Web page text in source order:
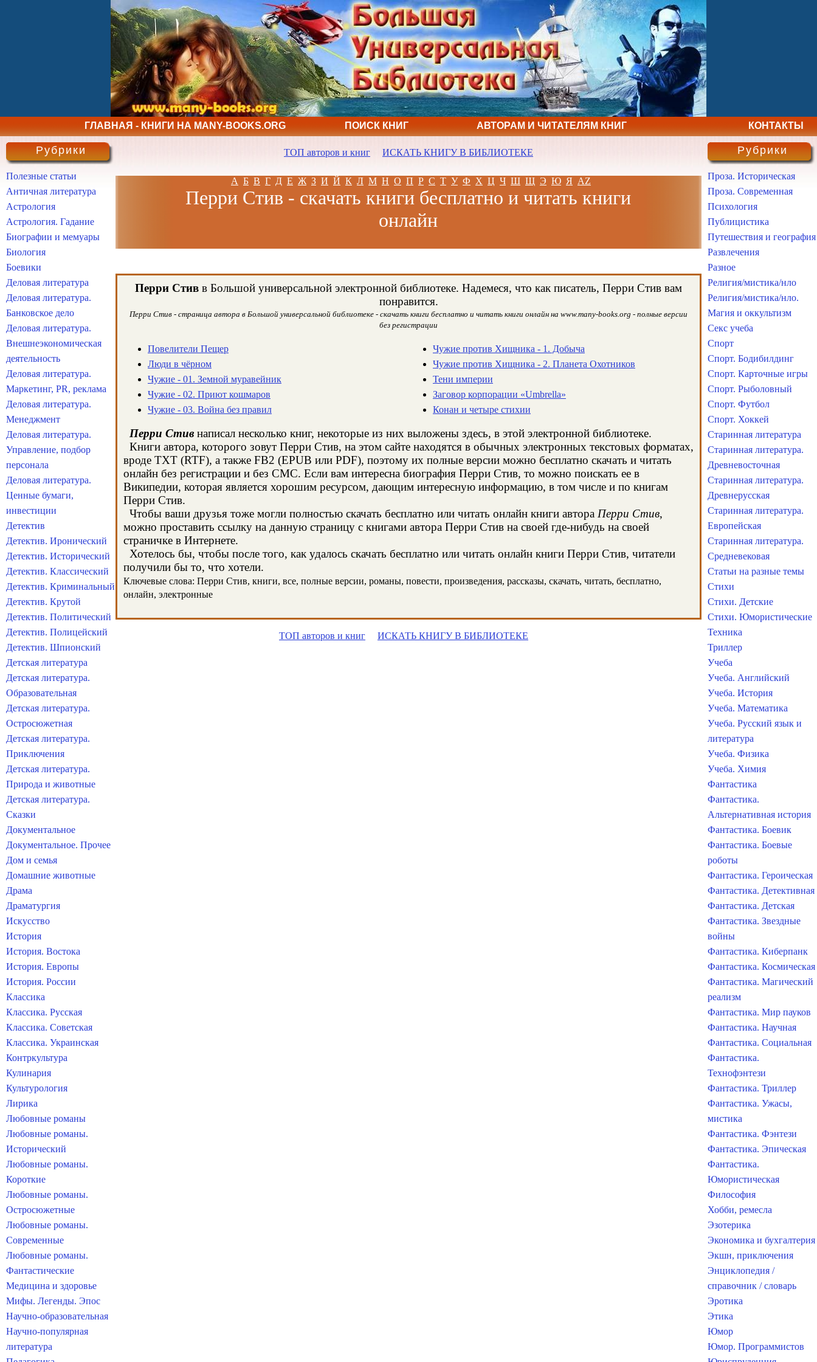
ГЛАВНАЯ - КНИГИ НА MANY-BOOKS.ORG ПОИСК КНИГ АВТОРАМ И ЧИТАТЕЛЯМ КНИГ КОНТАКТЫ
ТОП авторов и книг ИСКАТЬ КНИГУ В БИБЛИОТЕКЕ
А Б В Г Д Е Ж З И Й К Л М Н О П Р С Т У Ф Х Ц Ч Ш Щ Э Ю Я AZ
Перри Стив - скачать книги бесплатно и читать книги
онлайн
Перри Стив в Большой универсальной электронной библиотеке. Надемеся, что как писатель, Перри Стив вам
понравится.
Перри Стив - страница автора в Большой универсальной библиотеке - скачать книги бесплатно и читать книги онлайн на www.many-books.org - полные версии
без регистрации
Повелители Пещер
Люди в чёрном
Чужие - 01. Земной муравейник
Чужие - 02. Приют кошмаров
Чужие - 03. Война без правил
Чужие против Хищника - 1. Добыча
Чужие против Хищника - 2. Планета Охотников
Тени империи
Заговор корпорации «Umbrella»
Конан и четыре стихии
Перри Стив написал несколько книг, некоторые из них выложены здесь, в этой электронной библиотеке.
Книги автора, которого зовут Перри Стив, на этом сайте находятся в обычных электронных текстовых форматах,
вроде TXT (RTF), а также FB2 (EPUB или PDF), поэтому их полные версии можно бесплатно скачать и читать
онлайн без регистрации и без СМС. Если вам интересна биография Перри Стив, то можно поискать ее в
Википедии, которая является хорошим ресурсом, дающим интересную информацию, в том числе и по книгам
Перри Стив.
Чтобы ваши друзья тоже могли полностью скачать бесплатно или читать онлайн книги автора Перри Стив,
можно проставить ссылку на данную страницу с книгами автора Перри Стив на своей где-нибудь на своей
страничке в Интернете.
Хотелось бы, чтобы после того, как удалось скачать бесплатно или читать онлайн книги Перри Стив, читатели
получили бы то, что хотели.
Ключевые слова: Перри Стив, книги, все, полные версии, романы, повести, произведения, рассказы, скачать, читать, бесплатно,
онлайн, электронные
ТОП авторов и книг ИСКАТЬ КНИГУ В БИБЛИОТЕКЕ
Рубрики
Полезные статьи
Античная литература
Астрология
Астрология. Гадание
Биографии и мемуары
Биология
Боевики
Деловая литература
Деловая литература.
Банковское дело
Деловая литература.
Внешнеэкономическая
деятельность
Деловая литература.
Маркетинг, PR, реклама
Деловая литература.
Менеджмент
Деловая литература.
Управление, подбор
персонала
Деловая литература.
Ценные бумаги,
инвестиции
Детектив
Детектив. Иронический
Детектив. Исторический
Детектив. Классический
Детектив. Криминальный
Детектив. Крутой
Детектив. Политический
Детектив. Полицейский
Детектив. Шпионский
Детская литература
Детская литература.
Образовательная
Детская литература.
Остросюжетная
Детская литература.
Приключения
Детская литература.
Природа и животные
Детская литература.
Сказки
Документальное
Документальное. Прочее
Дом и семья
Домашние животные
Драма
Драматургия
Искусство
История
История. Востока
История. Европы
История. России
Классика
Классика. Русская
Классика. Советская
Классика. Украинская
Контркультура
Кулинария
Культурология
Лирика
Любовные романы
Любовные романы.
Исторический
Любовные романы.
Короткие
Любовные романы.
Остросюжетные
Любовные романы.
Современные
Любовные романы.
Фантастические
Медицина и здоровье
Мифы. Легенды. Эпос
Научно-образовательная
Научно-популярная
литература
Рубрики
Проза. Историческая
Проза. Современная
Психология
Публицистика
Путешествия и география
Развлечения
Разное
Религия/мистика/нло
Религия/мистика/нло.
Магия и оккультизм
Секс учеба
Спорт
Спорт. Бодибилдинг
Спорт. Карточные игры
Спорт. Рыболовный
Спорт. Футбол
Спорт. Хоккей
Старинная литература
Старинная литература.
Древневосточная
Старинная литература.
Древнерусская
Старинная литература.
Европейская
Старинная литература.
Средневековая
Статьи на разные темы
Стихи
Стихи. Детские
Стихи. Юмористические
Техника
Триллер
Учеба
Учеба. Английский
Учеба. История
Учеба. Математика
Учеба. Русский язык и
литература
Учеба. Физика
Учеба. Химия
Фантастика
Фантастика.
Альтернативная история
Фантастика. Боевик
Фантастика. Боевые
роботы
Фантастика. Героическая
Фантастика. Детективная
Фантастика. Детская
Фантастика. Звездные
войны
Фантастика. Киберпанк
Фантастика. Космическая
Фантастика. Магический
реализм
Фантастика. Мир пауков
Фантастика. Научная
Фантастика. Социальная
Фантастика.
Технофэнтези
Фантастика. Триллер
Фантастика. Ужасы,
мистика
Фантастика. Фэнтези
Фантастика. Эпическая
Фантастика.
Юмористическая
Философия
Хобби, ремесла
Эзотерика
Экономика и бухгалтерия
Экшн, приключения
Энциклопедия /
справочник / словарь
Эротика
Этика
Юмор
Юмор. Программистов